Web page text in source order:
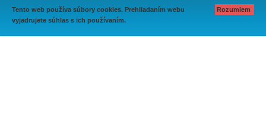
Tento web používa súbory cookies. Prehliadaním webu
vyjadrujete súhlas s ich používaním.
Rozumiem